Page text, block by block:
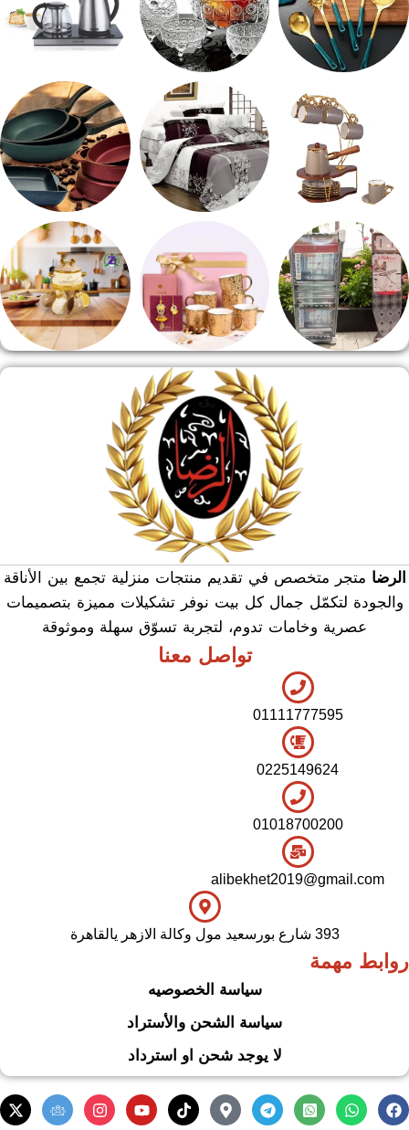
طقم خشاف ادوات كهربائية
طقم قهوه وشاي مقلايه وطاجن
هدايا وسيلفر
01111777595
0225149624
01018700200
الرضا متجر متخصص في تقديم منتجات منزلية تجمع بين الأناقة
والجودة لتكمّل جمال كل بيت نوفر تشكيلات مميزة بتصميمات
عصرية وخامات تدوم، لتجربة تسوّق سهلة وموثوقة
تواصل معنا
روابط مهمة
سياسة الخصوصيه
سياسة الشحن والأستراد
لا يوجد شحن او استرداد
alibekhet2019@gmail.com
393 شارع بورسعيد مول وكالة الازهر يالقاهرة